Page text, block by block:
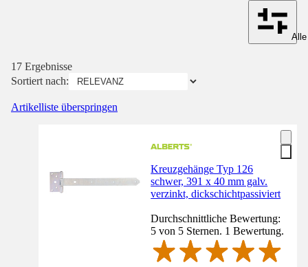
17 Ergebnisse
Sortiert nach:
Artikelliste überspringen
Kreuzgehänge Typ 126
schwer, 391 x 40 mm galv.
verzinkt, dickschichtpassiviert
Durchschnittliche Bewertung:
5 von 5 Sternen. 1 Bewertung.